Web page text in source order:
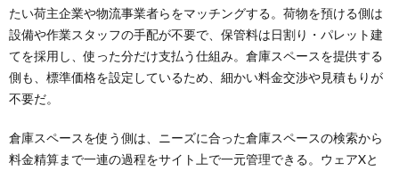
たい荷主企業や物流事業者らをマッチングする。荷物を預ける側は
設備や作業スタッフの手配が不要で、保管料は日割り・パレット建
てを採用し、使った分だけ支払う仕組み。倉庫スペースを提供する
側も、標準価格を設定しているため、細かい料金交渉や見積もりが
不要だ。
倉庫スペースを使う側は、ニーズに合った倉庫スペースの検索から
料金精算まで一連の過程をサイト上で一元管理できる。ウェアXと